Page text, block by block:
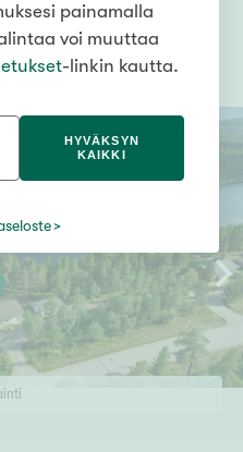
89 000,00 €
painamalla
voi muuttaa
-linkin kautta.
HYVÄKSYN
KAIKKI